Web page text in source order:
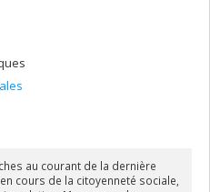
au courant de la dernière
cours de la citoyenneté sociale,